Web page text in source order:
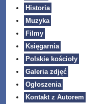
Historia
Muzyka
Filmy
Księgarnia
Polskie kościoły
Galeria zdjęć
Ogłoszenia
Kontakt z Autorem